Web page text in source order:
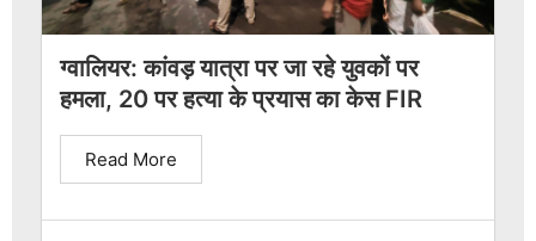
ग्वालियर: कांवड़ यात्रा पर जा रहे युवकों पर
हमला, 20 पर हत्या के प्रयास का केस FIR
Read More